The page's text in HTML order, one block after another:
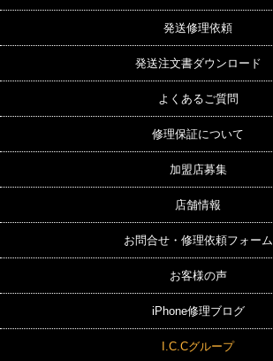
発送修理依頼
発送注文書ダウンロード
よくあるご質問
修理保証について
加盟店募集
店舗情報
お問合せ・修理依頼フォーム
お客様の声
iPhone修理ブログ
I.C.Cグループ